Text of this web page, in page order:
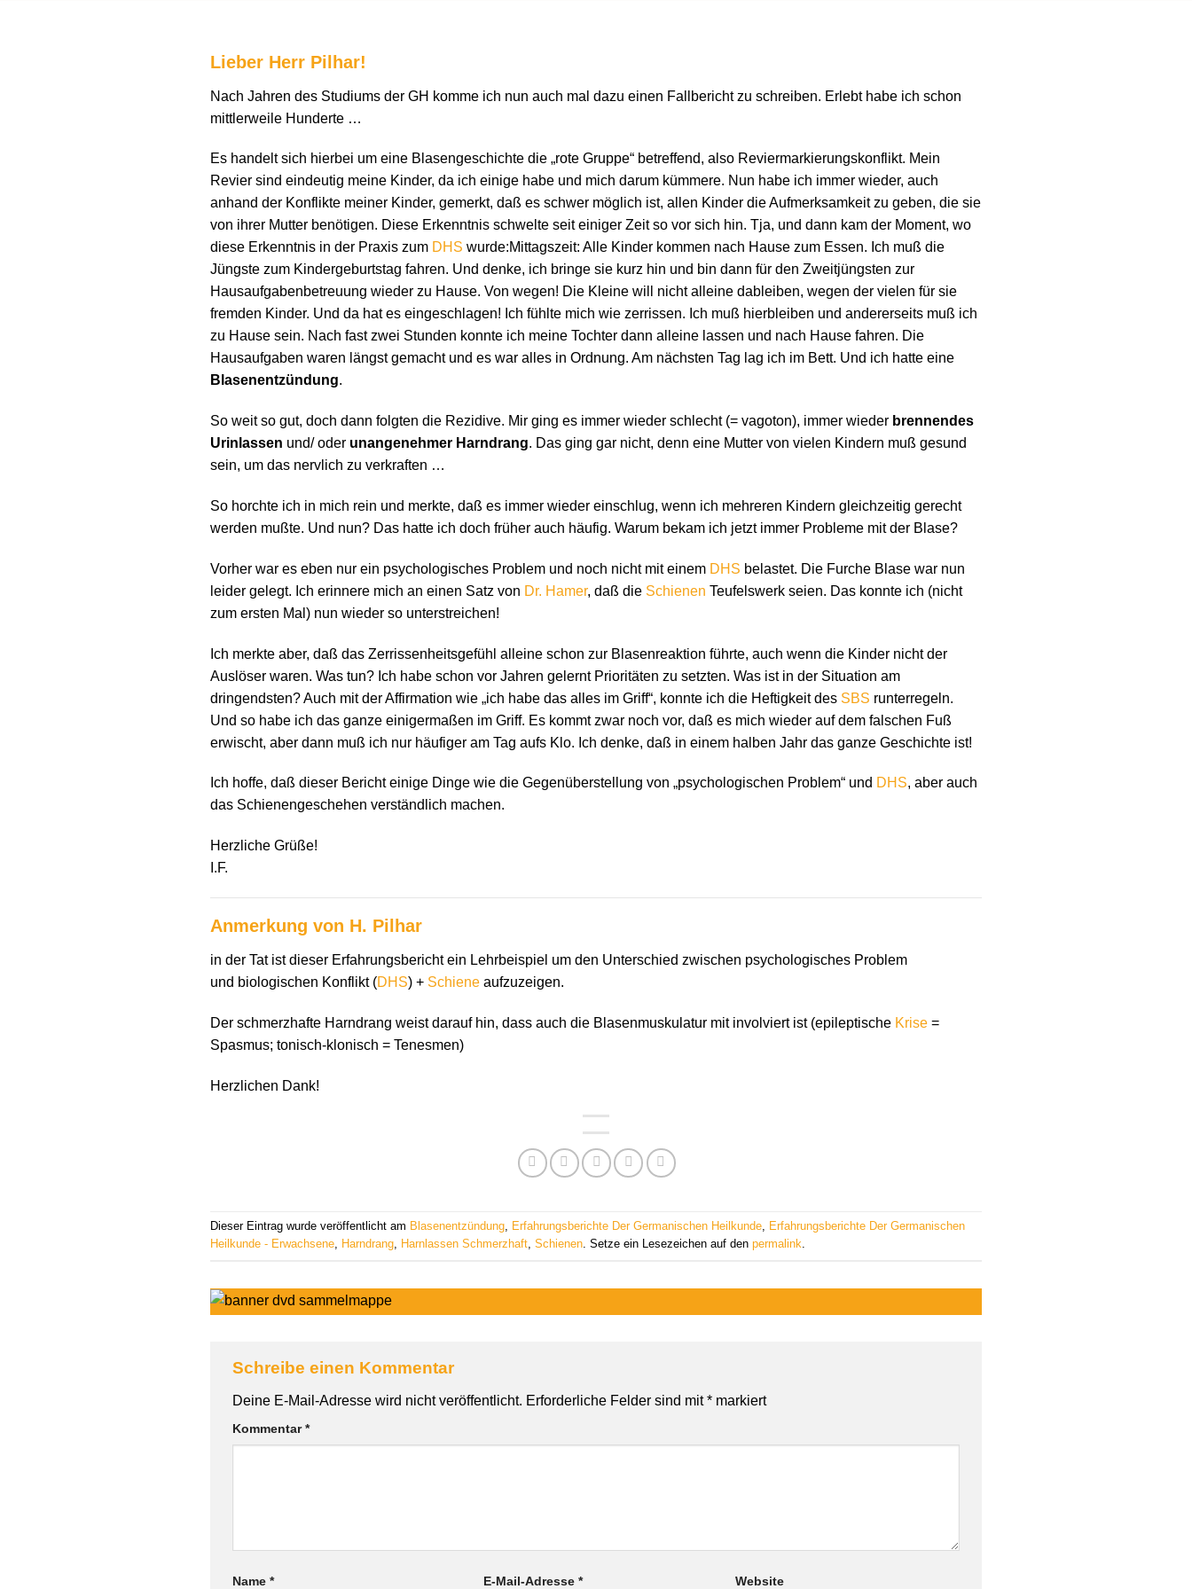
Lieber Herr Pilhar!
Nach Jahren des Studiums der GH komme ich nun auch mal dazu einen Fallbericht zu schreiben. Erlebt habe ich schon
mittlerweile Hunderte …
Es handelt sich hierbei um eine Blasengeschichte die „rote Gruppe“ betreffend, also Reviermarkierungskonflikt. Mein
Revier sind eindeutig meine Kinder, da ich einige habe und mich darum kümmere. Nun habe ich immer wieder, auch
anhand der Konflikte meiner Kinder, gemerkt, daß es schwer möglich ist, allen Kinder die Aufmerksamkeit zu geben, die sie
von ihrer Mutter benötigen. Diese Erkenntnis schwelte seit einiger Zeit so vor sich hin. Tja, und dann kam der Moment, wo
diese Erkenntnis in der Praxis zum DHS wurde:Mittagszeit: Alle Kinder kommen nach Hause zum Essen. Ich muß die
Jüngste zum Kindergeburtstag fahren. Und denke, ich bringe sie kurz hin und bin dann für den Zweitjüngsten zur
Hausaufgabenbetreuung wieder zu Hause. Von wegen! Die Kleine will nicht alleine dableiben, wegen der vielen für sie
fremden Kinder. Und da hat es eingeschlagen! Ich fühlte mich wie zerrissen. Ich muß hierbleiben und andererseits muß ich
zu Hause sein. Nach fast zwei Stunden konnte ich meine Tochter dann alleine lassen und nach Hause fahren. Die
Hausaufgaben waren längst gemacht und es war alles in Ordnung. Am nächsten Tag lag ich im Bett. Und ich hatte eine
Blasenentzündung.
So weit so gut, doch dann folgten die Rezidive. Mir ging es immer wieder schlecht (= vagoton), immer wieder brennendes
Urinlassen und/ oder unangenehmer Harndrang. Das ging gar nicht, denn eine Mutter von vielen Kindern muß gesund
sein, um das nervlich zu verkraften …
So horchte ich in mich rein und merkte, daß es immer wieder einschlug, wenn ich mehreren Kindern gleichzeitig gerecht
werden mußte. Und nun? Das hatte ich doch früher auch häufig. Warum bekam ich jetzt immer Probleme mit der Blase?
Vorher war es eben nur ein psychologisches Problem und noch nicht mit einem DHS belastet. Die Furche Blase war nun
leider gelegt. Ich erinnere mich an einen Satz von Dr. Hamer, daß die Schienen Teufelswerk seien. Das konnte ich (nicht
zum ersten Mal) nun wieder so unterstreichen!
Ich merkte aber, daß das Zerrissenheitsgefühl alleine schon zur Blasenreaktion führte, auch wenn die Kinder nicht der
Auslöser waren. Was tun? Ich habe schon vor Jahren gelernt Prioritäten zu setzten. Was ist in der Situation am
dringendsten? Auch mit der Affirmation wie „ich habe das alles im Griff“, konnte ich die Heftigkeit des SBS runterregeln.
Und so habe ich das ganze einigermaßen im Griff. Es kommt zwar noch vor, daß es mich wieder auf dem falschen Fuß
erwischt, aber dann muß ich nur häufiger am Tag aufs Klo. Ich denke, daß in einem halben Jahr das ganze Geschichte ist!
Ich hoffe, daß dieser Bericht einige Dinge wie die Gegenüberstellung von „psychologischen Problem“ und DHS, aber auch
das Schienengeschehen verständlich machen.
Herzliche Grüße!
I.F.
Anmerkung von H. Pilhar
in der Tat ist dieser Erfahrungsbericht ein Lehrbeispiel um den Unterschied zwischen psychologisches Problem
und biologischen Konflikt (DHS) + Schiene aufzuzeigen.
Der schmerzhafte Harndrang weist darauf hin, dass auch die Blasenmuskulatur mit involviert ist (epileptische Krise =
Spasmus; tonisch-klonisch = Tenesmen)
Herzlichen Dank!
Dieser Eintrag wurde veröffentlicht am Blasenentzündung Erfahrungsberichte Der Germanischen Heilkunde
Erfahrungsberichte Der Germanischen
Heilkunde - Erwachsene
Harndrang Harnlassen Schmerzhaft Schienen . Setze ein Lesezeichen auf den permalink
Schreibe einen Kommentar
Deine E-Mail-Adresse wird nicht veröffentlicht. Erforderliche Felder sind mit* markiert
Kommentar*
Name * E-Mail-Adresse* Website
Alternative: